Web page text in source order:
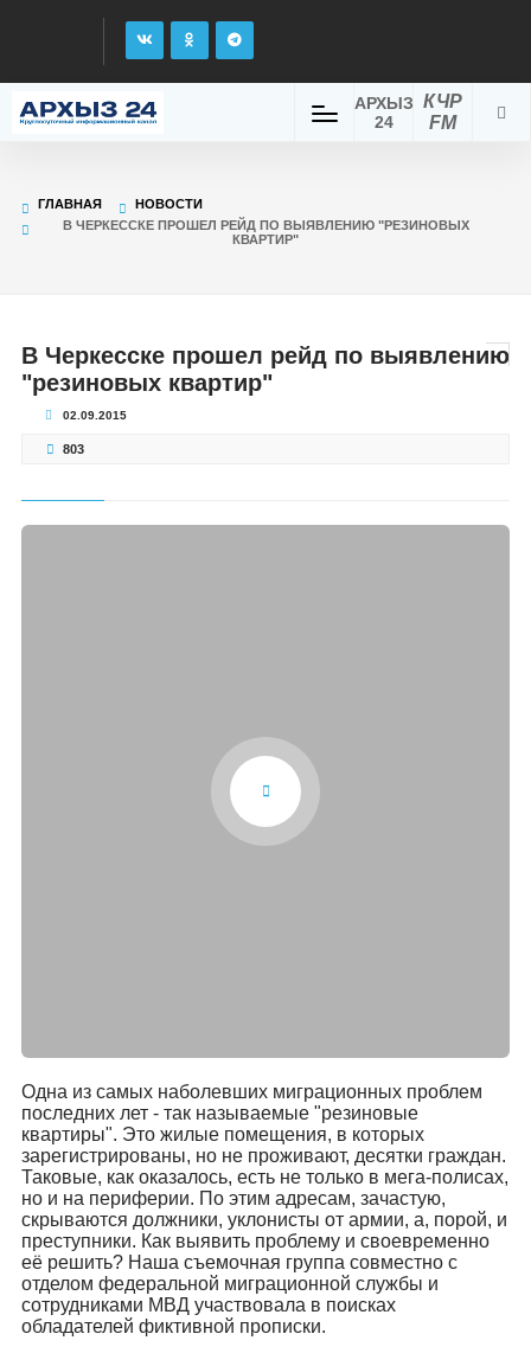
КЧР
FM
АРХЫЗ
24
ГЛАВНАЯ
НОВОСТИ
В ЧЕРКЕССКЕ ПРОШЕЛ РЕЙД ПО ВЫЯВЛЕНИЮ "РЕЗИНОВЫХ
КВАРТИР"
В Черкесске прошел рейд по выявлению
"резиновых квартир"
02.09.2015
803
Одна из самых наболевших миграционных проблем
последних лет - так называемые "резиновые
квартиры". Это жилые помещения, в которых
зарегистрированы, но не проживают, десятки граждан.
Таковые, как оказалось, есть не только в мега-полисах,
но и на периферии. По этим адресам, зачастую,
скрываются должники, уклонисты от армии, а, порой, и
преступники. Как выявить проблему и своевременно
её решить? Наша съемочная группа совместно с
отделом федеральной миграционной службы и
сотрудниками МВД участвовала в поисках
обладателей фиктивной прописки.